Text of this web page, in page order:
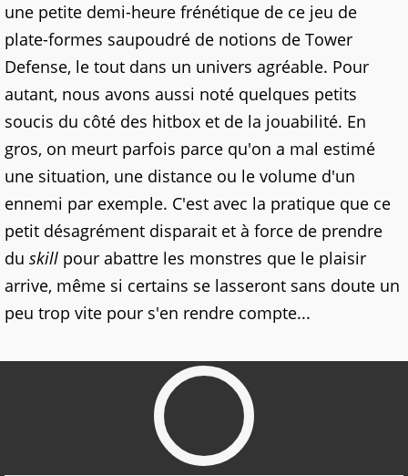
une petite demi-heure frénétique de ce jeu de
plate-formes saupoudré de notions de Tower
Defense, le tout dans un univers agréable. Pour
autant, nous avons aussi noté quelques petits
soucis du côté des hitbox et de la jouabilité. En
gros, on meurt parfois parce qu'on a mal estimé
une situation, une distance ou le volume d'un
ennemi par exemple. C'est avec la pratique que ce
petit désagrément disparait et à force de prendre
du skill pour abattre les monstres que le plaisir
arrive, même si certains se lasseront sans doute un
peu trop vite pour s'en rendre compte...